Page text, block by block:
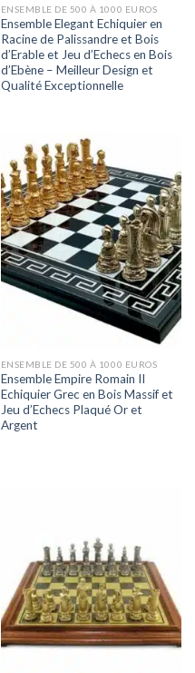
ENSEMBLE DE 500 À 1000 EUROS
Ensemble Elegant Echiquier en
Racine de Palissandre et Bois
d’Erable et Jeu d’Echecs en Bois
d’Ebène – Meilleur Design et
Qualité Exceptionnelle
ENSEMBLE DE 500 À 1000 EUROS
Ensemble Empire Romain II
Echiquier Grec en Bois Massif et
Jeu d’Echecs Plaqué Or et
Argent